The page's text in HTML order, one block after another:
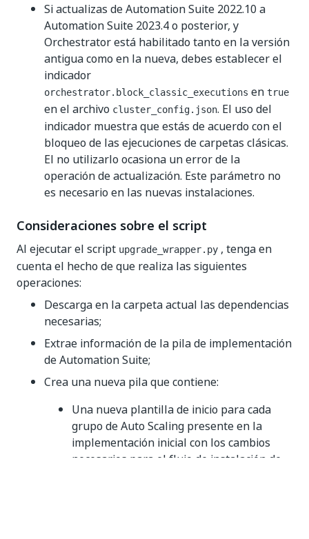
Si actualizas de Automation Suite 2022.10 a
Automation Suite 2023.4 o posterior, y
Orchestrator está habilitado tanto en la versión
antigua como en la nueva, debes establecer el
indicador
orchestrator.block_classic_executions en true
en el archivo cluster_config.json. El uso del
indicador muestra que estás de acuerdo con el
bloqueo de las ejecuciones de carpetas clásicas.
El no utilizarlo ocasiona un error de la
operación de actualización. Este parámetro no
es necesario en las nuevas instalaciones.
Consideraciones sobre el script
Al ejecutar el script upgrade_wrapper.py , tenga en
cuenta el hecho de que realiza las siguientes
operaciones:
Descarga en la carpeta actual las dependencias
necesarias;
Extrae información de la pila de implementación
de Automation Suite;
Crea una nueva pila que contiene:
Una nueva plantilla de inicio para cada
grupo de Auto Scaling presente en la
implementación inicial con los cambios
necesarios para el flujo de instalación de